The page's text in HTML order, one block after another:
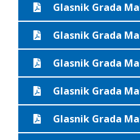
Glasnik Grada
Glasnik Grada
Glasnik Grada
Glasnik Grada
Glasnik Grada